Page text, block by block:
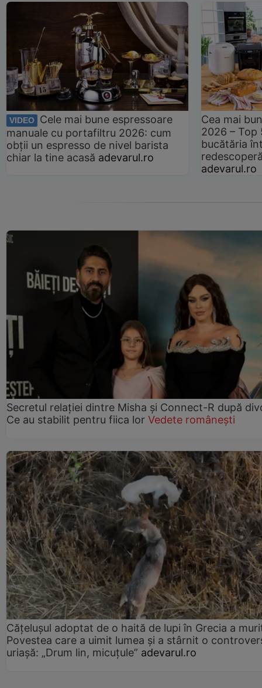
VIDEO
Cele mai bune espressoare
manuale cu portafiltru 2026: cum
obții un espresso de nivel barista
chiar la tine acasă adevarul.ro
Cea mai
2026 –
bucătăria
adevarul.ro
Secretul relației dintre Misha și Connect-R după
Ce au stabilit pentru fiica lor Vedete românești
Cățelușul adoptat de o haită de lupi în Grecia a
Povestea care a uimit lumea și a stârnit o
uriașă: „Drum lin, micuțule” adevarul.ro